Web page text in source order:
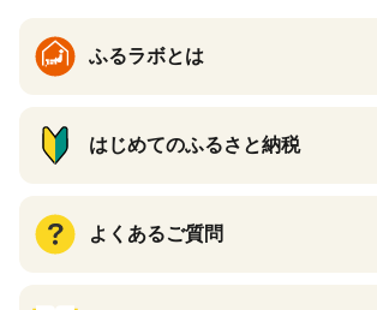
ふるラボとは
はじめてのふるさと納税
よくあるご質問